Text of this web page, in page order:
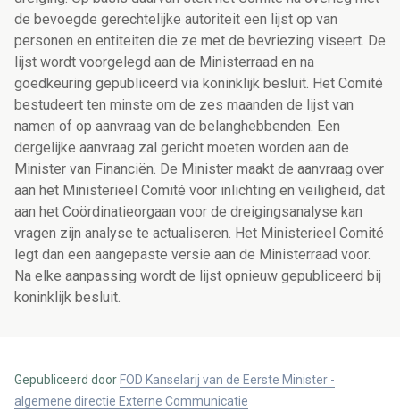
de bevoegde gerechtelijke autoriteit een lijst op van
personen en entiteiten die ze met de bevriezing viseert. De
lijst wordt voorgelegd aan de Ministerraad en na
goedkeuring gepubliceerd via koninklijk besluit. Het Comité
bestudeert ten minste om de zes maanden de lijst van
namen of op aanvraag van de belanghebbenden. Een
dergelijke aanvraag zal gericht moeten worden aan de
Minister van Financiën. De Minister maakt de aanvraag over
aan het Ministerieel Comité voor inlichting en veiligheid, dat
aan het Coördinatieorgaan voor de dreigingsanalyse kan
vragen zijn analyse te actualiseren. Het Ministerieel Comité
legt dan een aangepaste versie aan de Ministerraad voor.
Na elke aanpassing wordt de lijst opnieuw gepubliceerd bij
koninklijk besluit.
Gepubliceerd door FOD Kanselarij van de Eerste Minister -
algemene directie Externe Communicatie